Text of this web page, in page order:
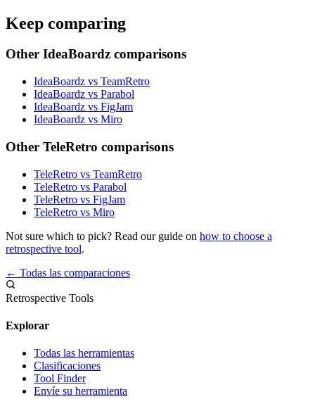
Keep comparing
Other IdeaBoardz comparisons
IdeaBoardz vs TeamRetro
IdeaBoardz vs Parabol
IdeaBoardz vs FigJam
IdeaBoardz vs Miro
Other TeleRetro comparisons
TeleRetro vs TeamRetro
TeleRetro vs Parabol
TeleRetro vs FigJam
TeleRetro vs Miro
Not sure which to pick? Read our guide on how to choose a
retrospective tool.
← Todas las comparaciones
Retrospective Tools
Explorar
Todas las herramientas
Clasificaciones
Tool Finder
Envíe su herramienta